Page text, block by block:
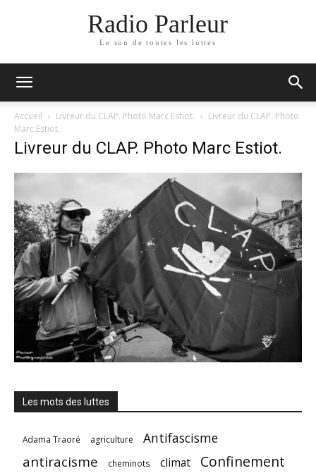
Radio Parleur
Le son de toutes les luttes
Accueil Livreur du CLAP. Photo Marc Estiot.
Livreur du CLAP. Photo
Marc Estiot.
Livreur du CLAP. Photo Marc Estiot.
Les mots des luttes
Adama Traoré agriculture Antifascisme
antiracisme cheminots climat Confinement